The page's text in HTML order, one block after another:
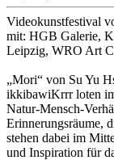
Videokunstfestival
mit: HGB Galerie,
Leipzig, WRO Art
„Mori“ von Su Yu
ikkibawiKrrr loten
Natur-Mensch-
Erinnerungsräume,
stehen dabei im
und Inspi­ration für